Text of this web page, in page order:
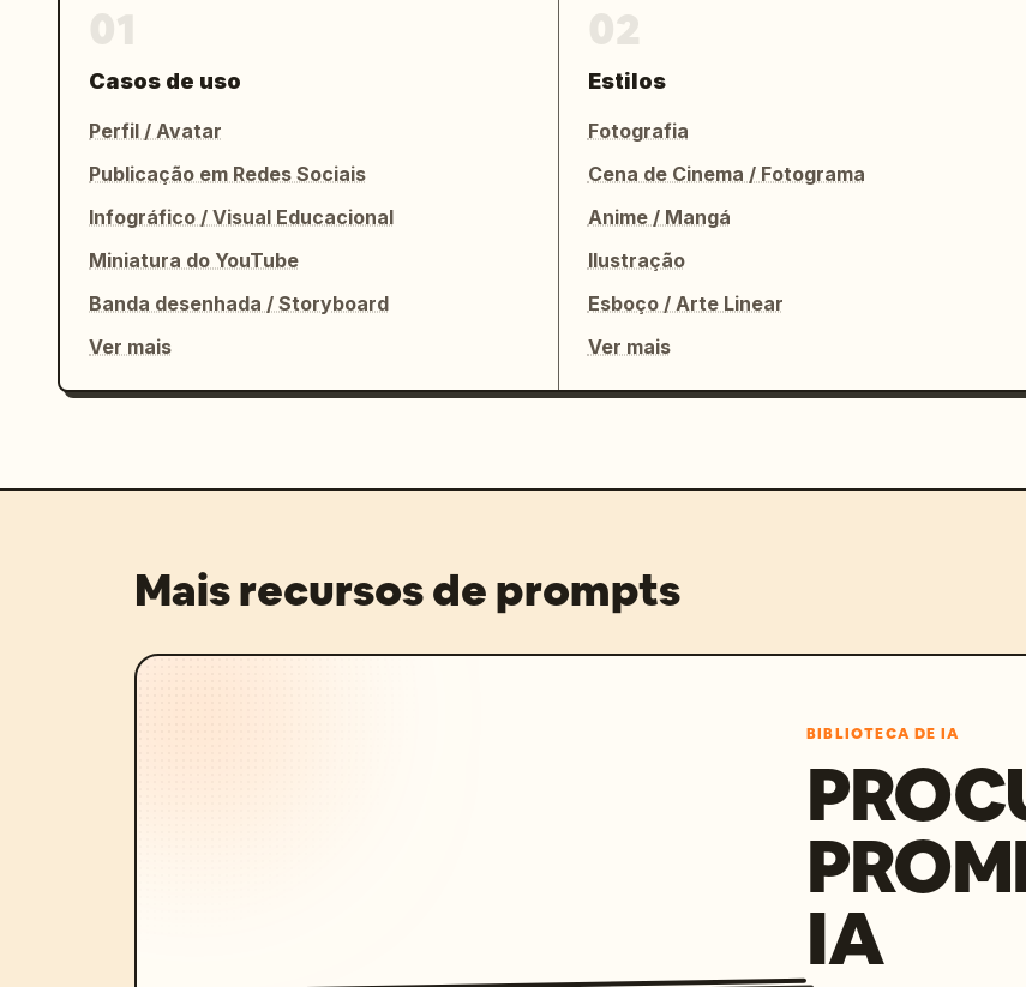
Casos de uso
Perfil / Avatar
Publicação em Redes Sociais
Infográfico / Visual Educacional
Miniatura do YouTube
Banda desenhada / Storyboard
Ver mais
Estilos
Fotografia
Cena de Cinema / Fotograma
Anime / Mangá
Ilustração
Esboço / Arte Linear
Ver mais
Mais recursos de prompts
BIBLIOTECA DE IA
IA